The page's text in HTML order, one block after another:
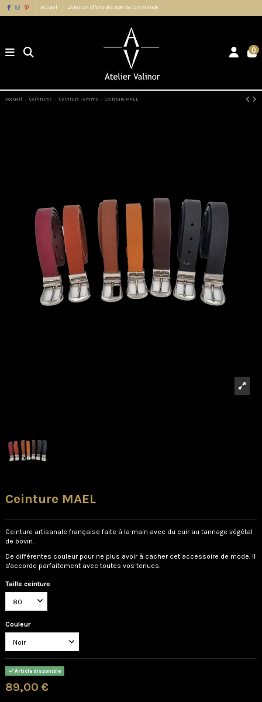
Accueil Livraison offerte dès 150€ de commande
0
Accueil Ceintures Ceinture Femme Ceinture MAEL
Ceinture MAEL
Ceinture artisanale française faite à la main avec du cuir au tannage végétal
de bovin.
De différentes couleur pour ne plus avoir à cacher cet accessoire de mode. Il
s'accorde parfaitement avec toutes vos tenues.
Taille ceinture
Couleur
Article disponible
89,00 €